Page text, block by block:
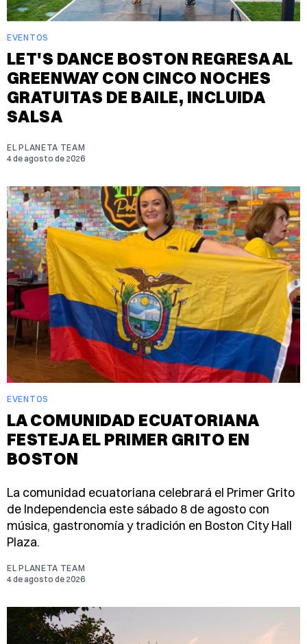
EVENTOS
LET'S DANCE BOSTON REGRESA AL
GREENWAY CON CINCO NOCHES
GRATUITAS DE BAILE, INCLUIDA
SALSA
EL PLANETA TEAM
4 de agosto de 2026
EVENTOS
LA COMUNIDAD ECUATORIANA
FESTEJA EL PRIMER GRITO EN
BOSTON
La comunidad ecuatoriana celebrará el Primer Grito
de Independencia este sábado 8 de agosto con
música, gastronomía y tradición en Boston City Hall
Plaza.
EL PLANETA TEAM
4 de agosto de 2026